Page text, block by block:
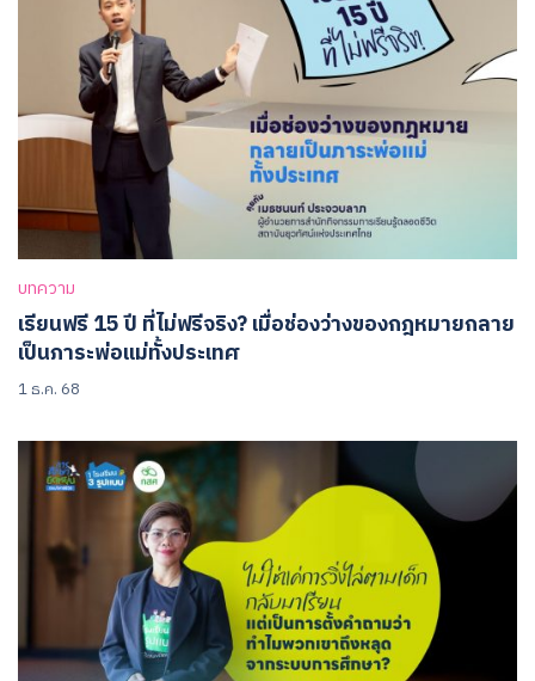
บทความ
เรียนฟรี 15 ปี ที่ไม่ฟรีจริง? เมื่อช่องว่างของกฎหมายกลาย
เป็นภาระพ่อแม่ทั้งประเทศ
1 ธ.ค. 68